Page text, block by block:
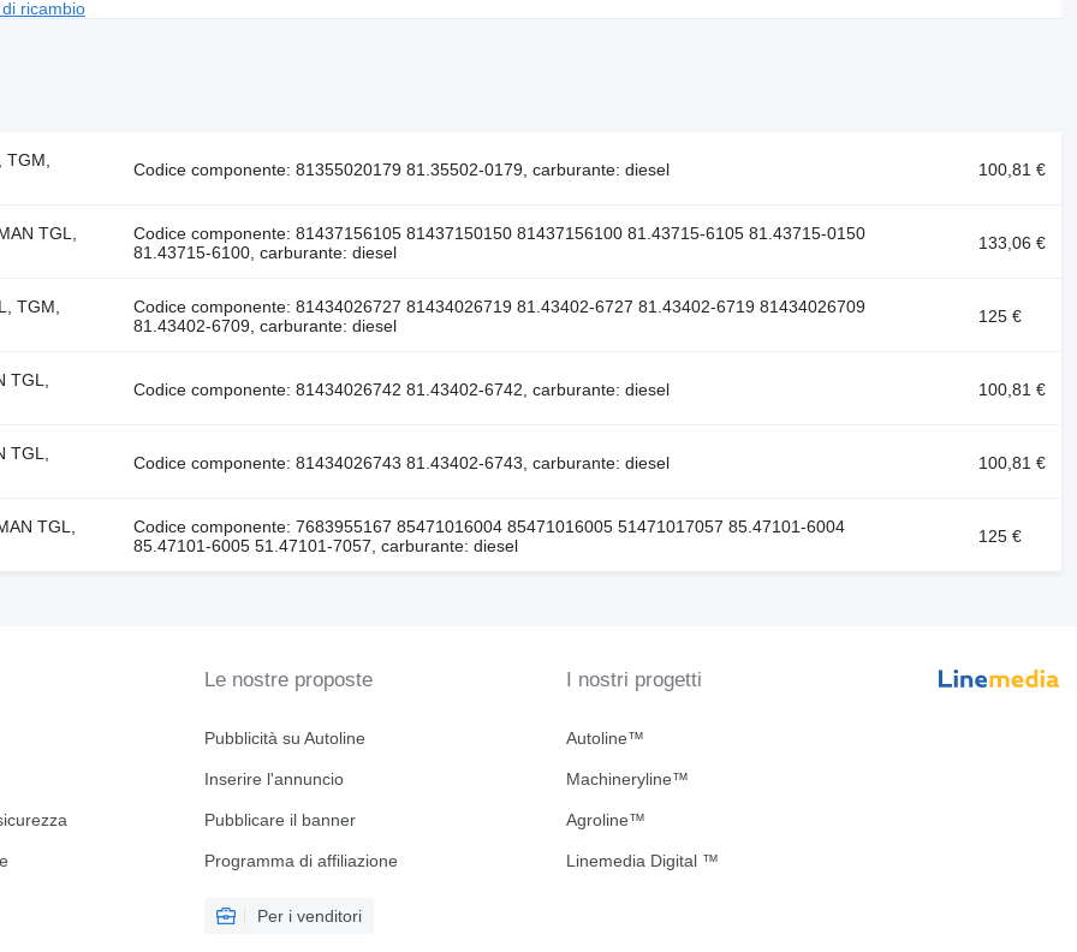
ricambio
Codice componente: 81355020179 81.35502-0179, carburante: diesel 100,81 €
TGL,
Codice componente: 81437156105 81437150150 81437156100 81.43715-6105 81.43715-0150
81.43715-6100, carburante: diesel
133,06 €
TGM,
Codice componente: 81434026727 81434026719 81.43402-6727 81.43402-6719 81434026709
81.43402-6709, carburante: diesel
125 €
Codice componente: 81434026742 81.43402-6742, carburante: diesel 100,81 €
Codice componente: 81434026743 81.43402-6743, carburante: diesel 100,81 €
TGL,
Codice componente: 7683955167 85471016004 85471016005 51471017057 85.47101-6004
85.47101-6005 51.47101-7057, carburante: diesel
125 €
Le nostre proposte
Pubblicità su Autoline
Inserire l'annuncio
Pubblicare il banner
Programma di affiliazione
Per i venditori
I nostri progetti
Autoline™
Machineryline™
Agroline™
Linemedia Digital ™